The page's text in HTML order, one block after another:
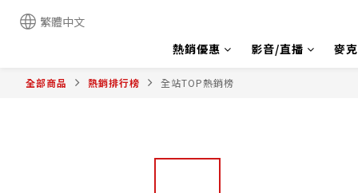
繁體中文
熱銷優惠
影音/直播 麥
全部商品 熱銷排行榜 全站TOP熱銷榜